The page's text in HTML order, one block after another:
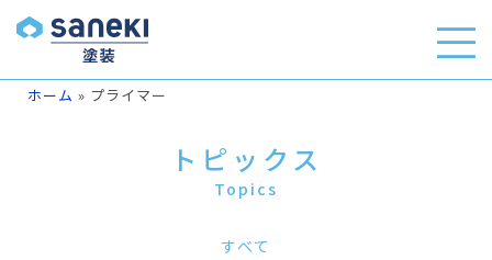
ホーム » プライマー
トピックス
Topics
すべて